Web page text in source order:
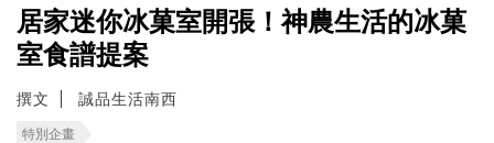
居家迷你冰菓室開張！神農生活的冰菓
室食譜提案
撰文 誠品生活南西
特別企畫